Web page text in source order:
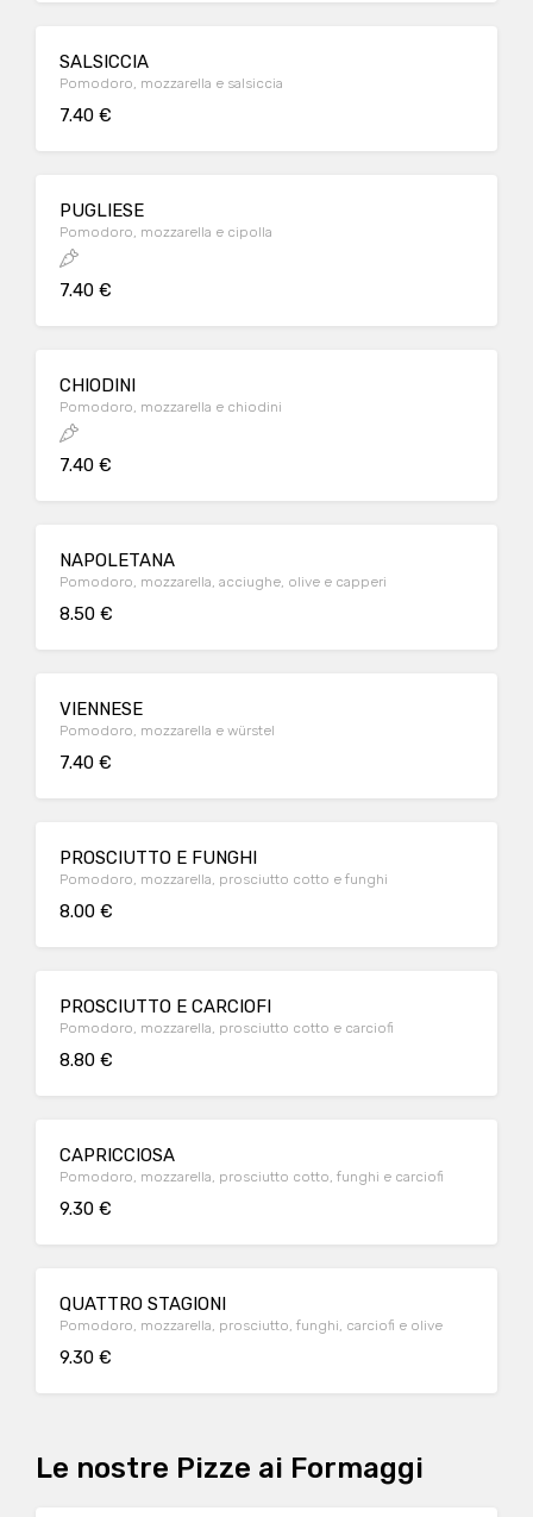
SALSICCIA
Pomodoro, mozzarella e salsiccia
7.40 €
PUGLIESE
Pomodoro, mozzarella e cipolla
7.40 €
CHIODINI
Pomodoro, mozzarella e chiodini
7.40 €
NAPOLETANA
Pomodoro, mozzarella, acciughe, olive e capperi
8.50 €
VIENNESE
Pomodoro, mozzarella e würstel
7.40 €
PROSCIUTTO E FUNGHI
Pomodoro, mozzarella, prosciutto cotto e funghi
8.00 €
PROSCIUTTO E CARCIOFI
Pomodoro, mozzarella, prosciutto cotto e carciofi
8.80 €
CAPRICCIOSA
Pomodoro, mozzarella, prosciutto cotto, funghi e carciofi
9.30 €
QUATTRO STAGIONI
Pomodoro, mozzarella, prosciutto, funghi, carciofi e olive
9.30 €
Le nostre Pizze ai Formaggi